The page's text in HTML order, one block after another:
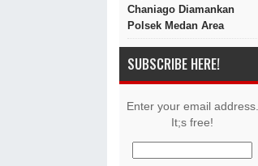
Chaniago Diamankan
Polsek Medan Area
SUBSCRIBE HERE!
Enter your email address.
It;s free!